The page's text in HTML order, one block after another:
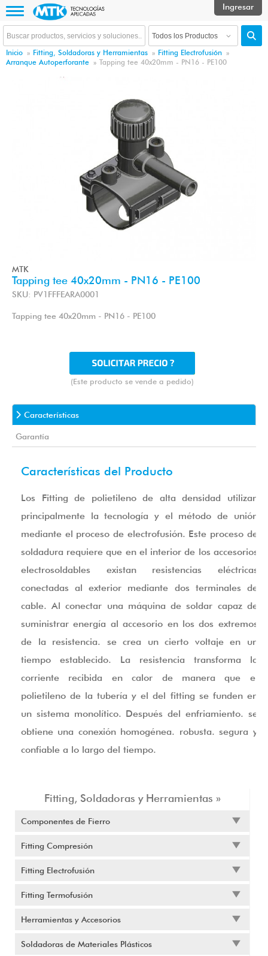
Inicio » Fitting, Soldadoras y Herramientas » Fitting Electrofusión »
Arranque Autoperforante » Tapping tee 40x20mm - PN16 - PE100
Fitting, Soldadoras y Herramientas »
Componentes de Fierro
Fitting Compresión
Fitting Electrofusión
Fitting Termofusión
Herramientas y Accesorios
Soldadoras de Materiales Plásticos
MTK
Tapping tee 40x20mm - PN16 - PE100
SKU: PV1FFFEARA0001
Tapping tee 40x20mm - PN16 - PE100
(Este producto se vende a pedido)
Características
Garantía
Características del Producto
Los Fitting de polietileno de alta densidad utilizan
principalmente la tecnología y el método de unión
mediante el proceso de electrofusión. Este proceso de
soldadura requiere que en el interior de los accesorios
electrosoldables existan resistencias eléctricas
conectadas al exterior mediante dos terminales de
cable. Al conectar una máquina de soldar capaz de
suministrar energía al accesorio en los dos extremos
de la resistencia. se crea un cierto voltaje en un
tiempo establecido. La resistencia transforma la
corriente recibida en calor de manera que el
polietileno de la tubería y el del fitting se funden en
un sistema monolítico. Después del enfriamiento. se
obtiene una conexión homogénea. robusta. segura y
confiable a lo largo del tiempo.